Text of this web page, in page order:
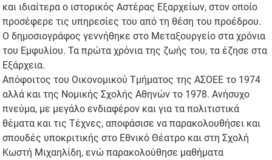
και ιδιαίτερα ο ιστορικός Αστέρας Εξαρχείων, στον οποίο
προσέφερε τις υπηρεσίες του από τη θέση του προέδρου.
Ο δημοσιογράφος γεννήθηκε στο Μεταξουργείο στα χρόνια
του Εμφυλίου. Τα πρώτα χρόνια της ζωής του, τα έζησε στα
Εξάρχεια.
Απόφοιτος του Οικονομικού Τμήματος της ΑΣΟΕΕ το 1974
αλλά και της Νομικής Σχολής Αθηνών το 1978. Ανήσυχο
πνεύμα, με μεγάλο ενδιαφέρον και για τα πολιτιστικά
θέματα και τις Τέχνες, αποφάσισε να παρακολουθήσει και
σπουδές υποκριτικής στο Εθνικό Θέατρο και στη Σχολή
Κωστή Μιχαηλίδη, ενώ παρακολούθησε μαθήματα